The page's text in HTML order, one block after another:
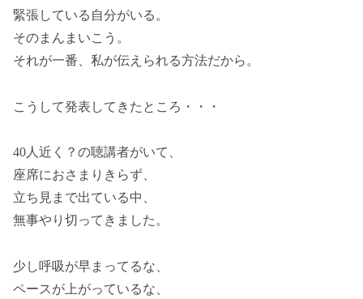
緊張している自分がいる。
そのまんまいこう。
それが一番、私が伝えられる方法だから。
こうして発表してきたところ・・・
40人近く？の聴講者がいて、
座席におさまりきらず、
立ち見まで出ている中、
無事やり切ってきました。
少し呼吸が早まってるな、
ペースが上がっているな、